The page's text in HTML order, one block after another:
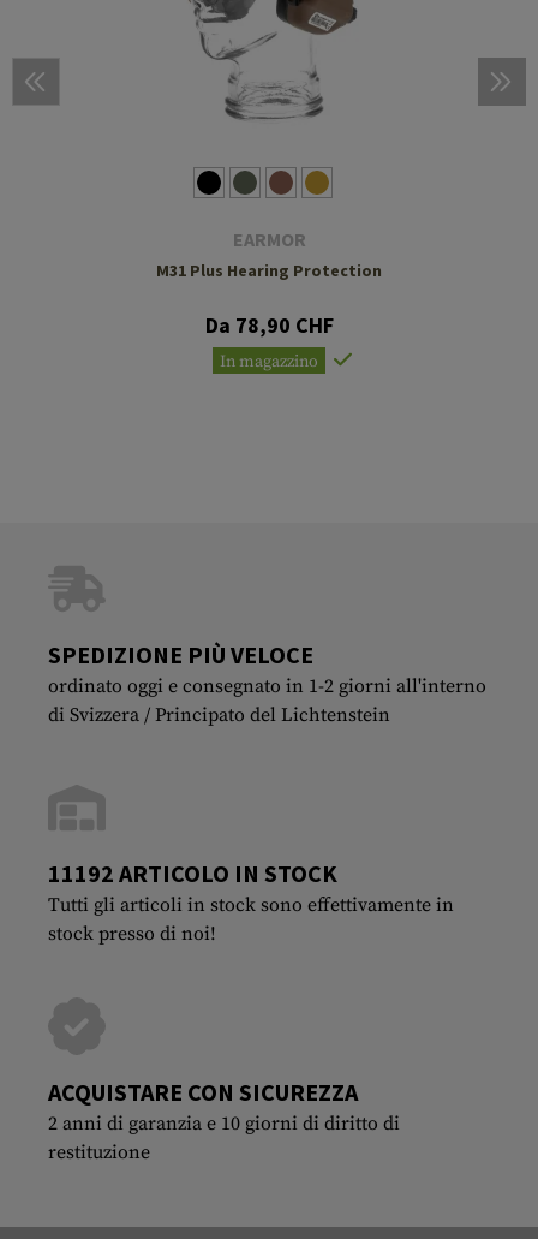
EARMOR
M31 Plus Hearing Protection
Da 78,90 CHF
In magazzino
SPEDIZIONE PIÙ VELOCE
ordinato oggi e consegnato in 1-2 giorni all'interno
di Svizzera / Principato del Lichtenstein
11192 ARTICOLO IN STOCK
Tutti gli articoli in stock sono effettivamente in
stock presso di noi!
ACQUISTARE CON SICUREZZA
2 anni di garanzia e 10 giorni di diritto di
restituzione